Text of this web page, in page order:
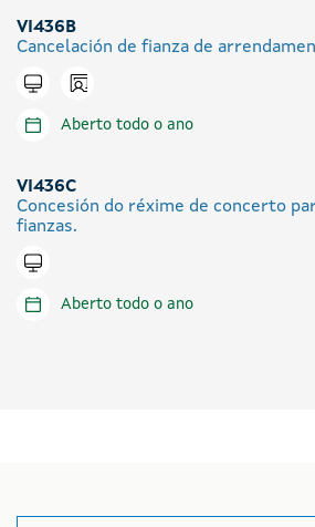
VI436B
Cancelación de fianza de
Tramitar en liña
Icono presencial
Aberto todo o ano
VI436C
Concesión do réxime de concerto
fianzas.
Tramitar en liña
Aberto todo o ano